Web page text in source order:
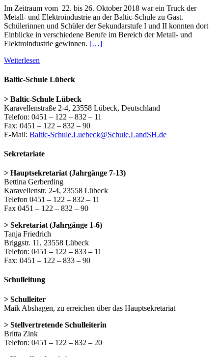
Im Zeitraum vom 22. bis 26. Oktober 2018 war ein Truck der
Metall- und Elektroindustrie an der Baltic-Schule zu Gast.
Schülerinnen und Schüler der Sekundarstufe I und II konnten dort
Einblicke in verschiedene Berufe im Bereich der Metall- und
Elektroindustrie gewinnen. […]
Weiterlesen
Baltic-Schule Lübeck
> Baltic-Schule Lübeck
Karavellenstraße 2-4, 23558 Lübeck, Deutschland
Telefon: 0451 – 122 – 832 – 11
Fax: 0451 – 122 – 832 – 90
E-Mail: Baltic-Schule.Luebeck@Schule.LandSH.de
Sekretariate
> Hauptsekretariat (Jahrgänge 7-13)
Bettina Gerberding
Karavellenstr. 2-4, 23558 Lübeck
Telefon 0451 – 122 – 832 – 11
Fax 0451 – 122 – 832 – 90
> Sekretariat (Jahrgänge 1-6)
Tanja Friedrich
Briggstr. 11, 23558 Lübeck
Telefon: 0451 – 122 – 833 – 11
Fax: 0451 – 122 – 833 – 90
Schulleitung
> Schulleiter
Maik Abshagen, zu erreichen über das Hauptsekretariat
> Stellvertretende Schulleiterin
Britta Zink
Telefon: 0451 – 122 – 832 – 20